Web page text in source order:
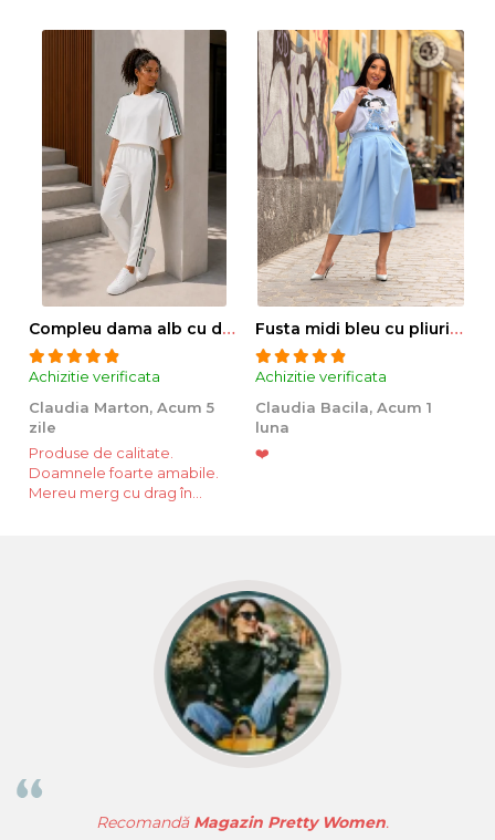
Compleu dama alb cu dungi laterale in nuante de verde si negru
Achizitie verificata
Claudia Marton, Acum 5
zile
Produse de calitate.
Doamnele foarte amabile.
Mereu merg cu drag în
Fusta midi bleu cu pliuri si buzunare
Achizitie verificata
Claudia Bacila, Acum 1
luna
❤️
Recomandă Magazin Pretty Women.